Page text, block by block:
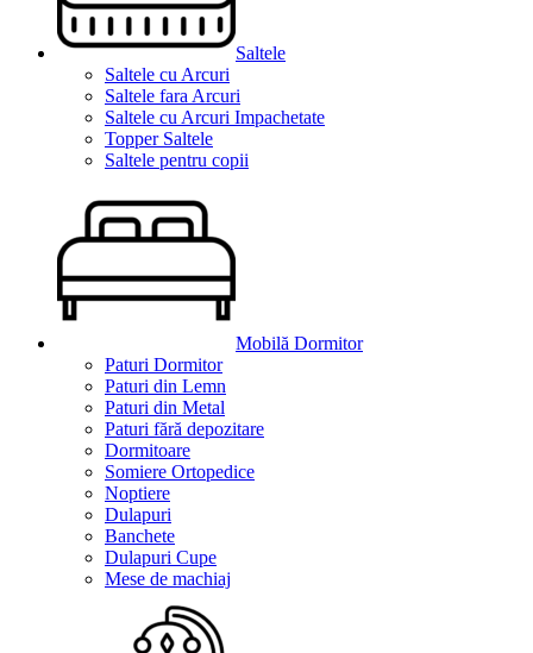
Saltele
Saltele cu Arcuri
Saltele fara Arcuri
Saltele cu Arcuri Impachetate
Topper Saltele
Saltele pentru copii
Mobilă Dormitor
Paturi Dormitor
Paturi din Lemn
Paturi din Metal
Paturi fără depozitare
Dormitoare
Somiere Ortopedice
Noptiere
Dulapuri
Banchete
Dulapuri Cupe
Mese de machiaj